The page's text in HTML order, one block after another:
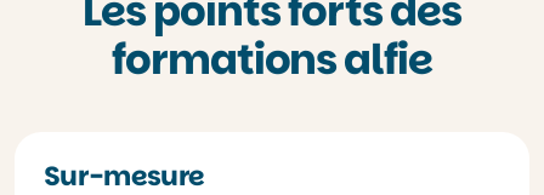
formations alfie
Sur-mesure